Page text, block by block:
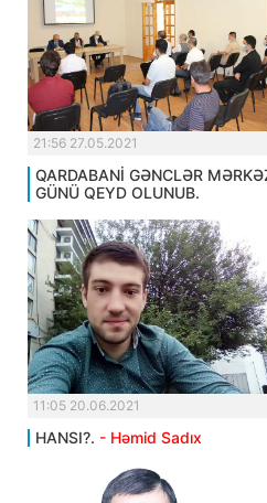
21:56 27.05.2021
QARDABANİ GƏNCLƏR
GÜNÜ QEYD OLUNUB.
11:05 20.06.2021
HANSI?. - Həmid Sadıx